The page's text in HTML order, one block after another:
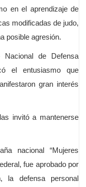
en el aprendizaje de
modificadas de judo,
posible agresión.
de Defensa
el entusiasmo que
gran interés
invitó a mantenerse
nacional “Mujeres
fue aprobado por
la defensa personal